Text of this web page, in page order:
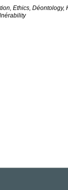
Ethics, Déontology,